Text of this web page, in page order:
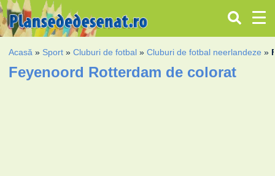
Acasă » Sport »Cluburi de fotbal »Cluburi de fotbal neerlandeze »
Feyenoord Rotterdam de colorat